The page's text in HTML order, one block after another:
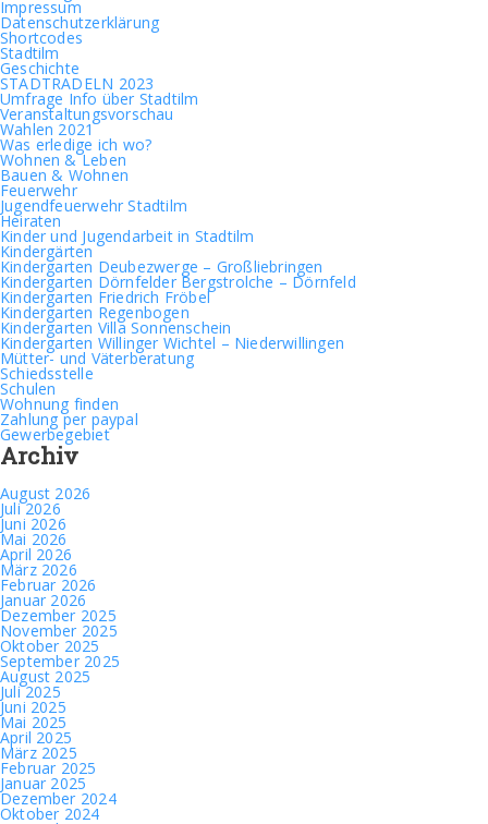
Impressum
Datenschutzerklärung
Shortcodes
Stadtilm
Geschichte
STADTRADELN 2023
Umfrage Info über Stadtilm
Veranstaltungsvorschau
Wahlen 2021
Was erledige ich wo?
Wohnen & Leben
Bauen & Wohnen
Feuerwehr
Jugendfeuerwehr Stadtilm
Heiraten
Kinder und Jugendarbeit in Stadtilm
Kindergärten
Kindergarten Deubezwerge – Großliebringen
Kindergarten Dörnfelder Bergstrolche – Dörnfeld
Kindergarten Friedrich Fröbel
Kindergarten Regenbogen
Kindergarten Villa Sonnenschein
Kindergarten Willinger Wichtel – Niederwillingen
Mütter- und Väterberatung
Schiedsstelle
Schulen
Wohnung finden
Zahlung per paypal
Gewerbegebiet
Archiv
August 2026
Juli 2026
Juni 2026
Mai 2026
April 2026
März 2026
Februar 2026
Januar 2026
Dezember 2025
November 2025
Oktober 2025
September 2025
August 2025
Juli 2025
Juni 2025
Mai 2025
April 2025
März 2025
Februar 2025
Januar 2025
Dezember 2024
Oktober 2024